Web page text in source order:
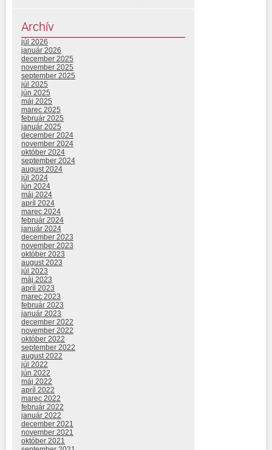
Archív
júl 2026
január 2026
december 2025
november 2025
september 2025
júl 2025
jún 2025
máj 2025
marec 2025
február 2025
január 2025
december 2024
november 2024
október 2024
september 2024
august 2024
júl 2024
jún 2024
máj 2024
apríl 2024
marec 2024
február 2024
január 2024
december 2023
november 2023
október 2023
august 2023
júl 2023
máj 2023
apríl 2023
marec 2023
február 2023
január 2023
december 2022
november 2022
október 2022
september 2022
august 2022
júl 2022
jún 2022
máj 2022
apríl 2022
marec 2022
február 2022
január 2022
december 2021
november 2021
október 2021